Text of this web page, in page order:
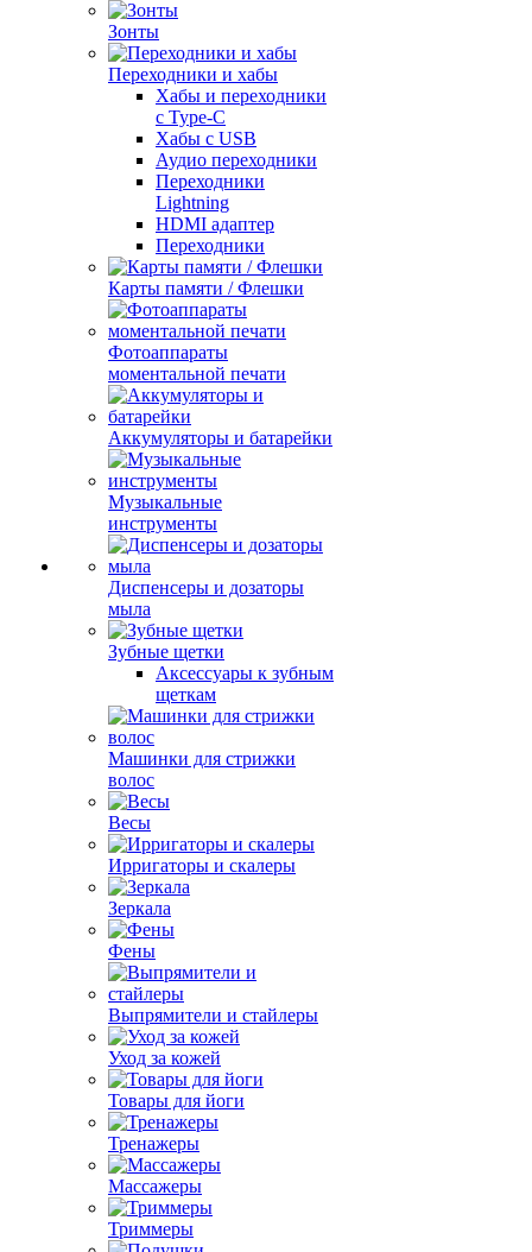
Зонты
Переходники и хабы
Хабы и переходники
с Type-C
Хабы с USB
Аудио переходники
Переходники
Lightning
HDMI адаптер
Переходники
Карты памяти / Флешки
Фотоаппараты
моментальной печати
Аккумуляторы и батарейки
Музыкальные
инструменты
Диспенсеры и дозаторы
мыла
Зубные щетки
Аксессуары к зубным
щеткам
Машинки для стрижки
волос
Весы
Ирригаторы и скалеры
Зеркала
Фены
Выпрямители и стайлеры
Уход за кожей
Товары для йоги
Тренажеры
Массажеры
Триммеры